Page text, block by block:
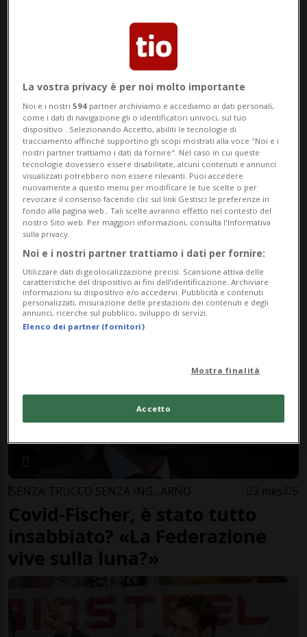
confidenza (a pranzo)
Fischer, frode in bitcoin
scoperta per colpa... dell'ego
SENZA TRUCCO SENZA ING…ARNO 3 mesi 5
Covid-Fischer, è stato tutto
insabbiato? «La Federazione
vive sulla luna?»
La vostra privacy è per noi molto importante
Noi e i nostri594 partner archiviamo e accediamo ai dati personali,
come i dati di navigazione gli o identificatori univoci, sul tuo
dispositivo . Selezionando Accetto, abiliti le tecnologie di
tracciamento affinché supportino gli scopi mostrati alla voce "Noi e i
nostri partner trattiamo i dati da fornire". Nel caso in cui queste
tecnologie dovessero essere disabilitate, alcuni contenuti e annunci
visualizzati potrebbero non essere rilevanti. Puoi accedere
nuovamente a questo menu per modificare le tue scelte o per
revocare il consenso facendo clic sul link Gestisci le preferenze in
fondo alla pagina web.. Tali scelte avranno effetto nel contesto del
nostro Sito web. Per maggiori informazioni, consulta l'Informativa
sulla privacy.
Noi e i nostri partner trattiamo i dati per fornire:
Utilizzare dati di geolocalizzazione precisi. Scansione attiva delle
caratteristiche del dispositivo ai fini dell’identificazione. Archiviare
informazioni su dispositivo e/o accedervi. Pubblicità e contenuti
personalizzati, misurazione delle prestazioni dei contenuti e degli
annunci, ricerche sul pubblico, sviluppo di servizi.
Elenco dei partner (fornitori)
Mostra finalità
Accetto